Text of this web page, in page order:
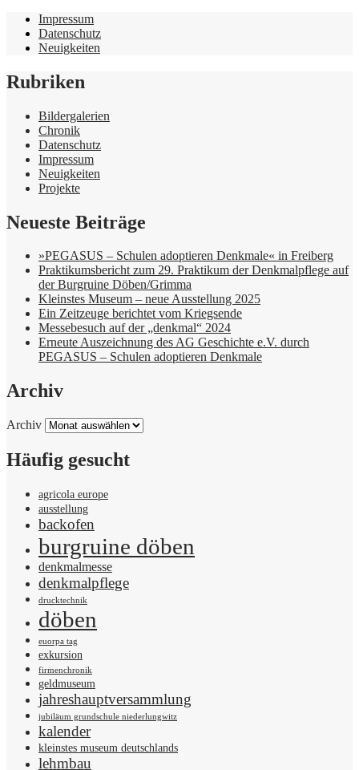
Impressum
Datenschutz
Neuigkeiten
Rubriken
Bildergalerien
Chronik
Datenschutz
Impressum
Neuigkeiten
Projekte
Neueste Beiträge
»PEGASUS – Schulen adoptieren Denkmale« in Freiberg
Praktikumsbericht zum 29. Praktikum der Denkmalpflege auf
der Burgruine Döben/Grimma
Kleinstes Museum – neue Ausstellung 2025
Ein Zeitzeuge berichtet vom Kriegsende
Messebesuch auf der „denkmal“ 2024
Erneute Auszeichnung des AG Geschichte e.V. durch
PEGASUS – Schulen adoptieren Denkmale
Archiv
Archiv
Häufig gesucht
agricola europe
ausstellung
backofen
burgruine döben
denkmalmesse
denkmalpflege
drucktechnik
döben
euorpa tag
exkursion
firmenchronik
geldmuseum
jahreshauptversammlung
jubiläum grundschule niederlungwitz
kalender
kleinstes museum deutschlands
lehmbau